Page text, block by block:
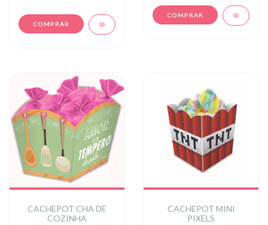
CACHEPOT CHA DE
COZINHA
CACHEPOT MINI
PIXELS